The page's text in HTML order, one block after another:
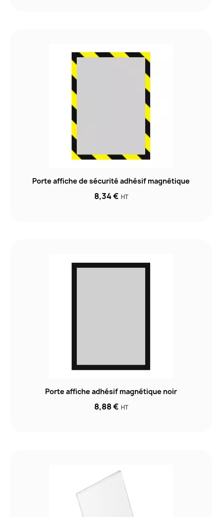
Porte affiche de sécurité adhésif magnétique
8,34 € HT
Porte affiche adhésif magnétique noir
8,88 € HT